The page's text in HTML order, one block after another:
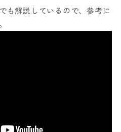
も解説しているので、参考に